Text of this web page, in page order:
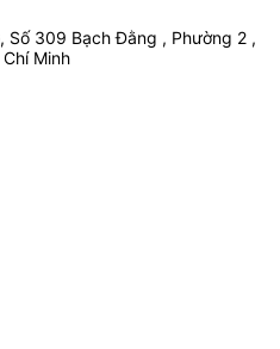
Số 309 Bạch Đằng , Phường 2 ,
Minh